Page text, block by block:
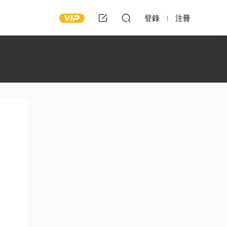
登錄 注冊